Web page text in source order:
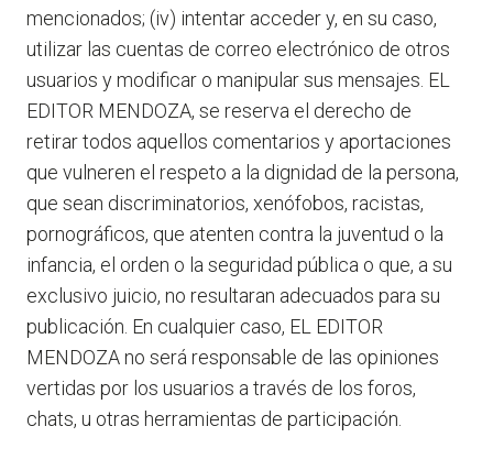
mencionados; (iv) intentar acceder y, en su caso,
utilizar las cuentas de correo electrónico de otros
usuarios y modificar o manipular sus mensajes. EL
EDITOR MENDOZA, se reserva el derecho de
retirar todos aquellos comentarios y aportaciones
que vulneren el respeto a la dignidad de la persona,
que sean discriminatorios, xenófobos, racistas,
pornográficos, que atenten contra la juventud o la
infancia, el orden o la seguridad pública o que, a su
exclusivo juicio, no resultaran adecuados para su
publicación. En cualquier caso, EL EDITOR
MENDOZA no será responsable de las opiniones
vertidas por los usuarios a través de los foros,
chats, u otras herramientas de participación.